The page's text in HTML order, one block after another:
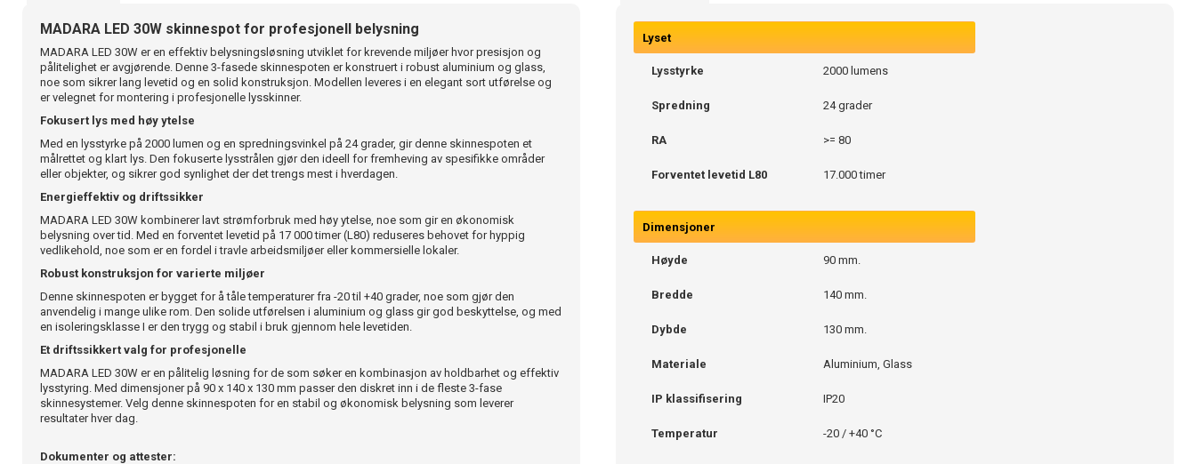
MADARA LED 30W skinnespot for profesjonell belysning
MADARA LED 30W er en effektiv belysningsløsning utviklet for krevende miljøer hvor presisjon og
pålitelighet er avgjørende. Denne 3-fasede skinnespoten er konstruert i robust aluminium og glass,
noe som sikrer lang levetid og en solid konstruksjon. Modellen leveres i en elegant sort utførelse og
er velegnet for montering i profesjonelle lysskinner.
Fokusert lys med høy ytelse
Med en lysstyrke på 2000 lumen og en spredningsvinkel på 24 grader, gir denne skinnespoten et
målrettet og klart lys. Den fokuserte lysstrålen gjør den ideell for fremheving av spesifikke områder
eller objekter, og sikrer god synlighet der det trengs mest i hverdagen.
Energieffektiv og driftssikker
MADARA LED 30W kombinerer lavt strømforbruk med høy ytelse, noe som gir en økonomisk
belysning over tid. Med en forventet levetid på 17 000 timer (L80) reduseres behovet for hyppig
vedlikehold, noe som er en fordel i travle arbeidsmiljøer eller kommersielle lokaler.
Robust konstruksjon for varierte miljøer
Denne skinnespoten er bygget for å tåle temperaturer fra -20 til +40 grader, noe som gjør den
anvendelig i mange ulike rom. Den solide utførelsen i aluminium og glass gir god beskyttelse, og med
en isoleringsklasse I er den trygg og stabil i bruk gjennom hele levetiden.
Et driftssikkert valg for profesjonelle
MADARA LED 30W er en pålitelig løsning for de som søker en kombinasjon av holdbarhet og effektiv
lysstyring. Med dimensjoner på 90 x 140 x 130 mm passer den diskret inn i de fleste 3-fase
skinnesystemer. Velg denne skinnespoten for en stabil og økonomisk belysning som leverer
resultater hver dag.
Dokumenter og attester:
Lyset
Lysstyrke 2000 lumens
Spredning 24 grader
RA >= 80
Forventet levetid L80 17.000 timer
Dimensjoner
Høyde 90 mm.
Bredde 140 mm.
Dybde 130 mm.
Materiale Aluminium, Glass
IP klassifisering IP20
Temperatur -20 / +40 °C